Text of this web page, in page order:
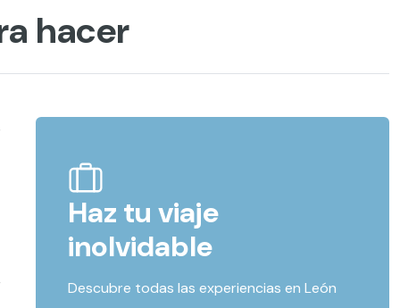
hacer
Haz tu viaje
inolvidable
Descubre todas las experiencias en León